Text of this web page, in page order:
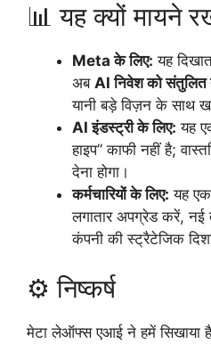
📊 यह क्यों मायने
Meta के लिए: यह
अब AI निवेश को संतुलित
यानी बड़े विज़न के साथ
AI इंडस्ट्री के लिए: यह
हाइप” काफी नहीं है;
देना होगा।
कर्मचारियों के लिए: यह
लगातार अपग्रेड करें,
कंपनी की स्ट्रैटेजिक
⚙️ निष्कर्ष
मेटा लेऑफ्स एआई ने हमें सिखाया है